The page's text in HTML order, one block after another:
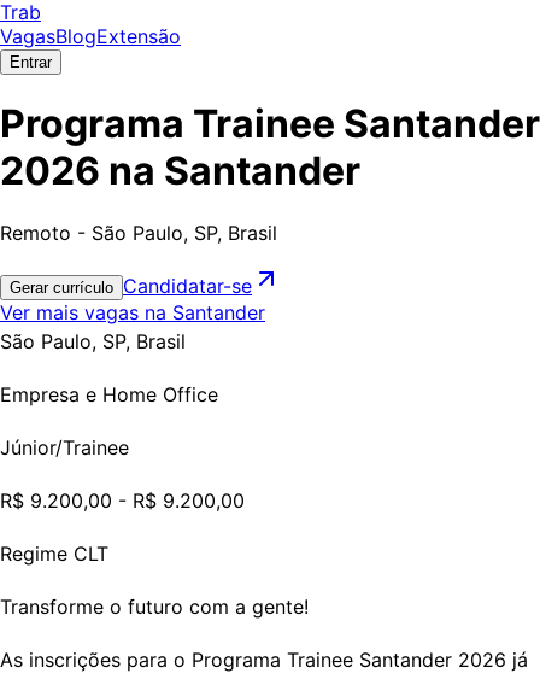
Trab
VagasBlogExtensão
Entrar
Programa Trainee Santander
2026 na Santander
Remoto - São Paulo, SP, Brasil
Gerar currículo Candidatar-se
Ver mais vagas na Santander
São Paulo, SP, Brasil
Empresa e Home Office
Júnior/Trainee
R$ 9.200,00 - R$ 9.200,00
Regime CLT
Transforme o futuro com a gente!
As inscrições para o Programa Trainee Santander 2026 já